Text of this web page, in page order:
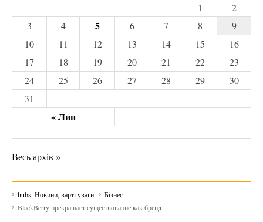
« Лип
1
2
3
4 5 6 7 8
9
10
11 12 13 14 15
16
17
18 19 20 21 22
23
24
25 26 27 28 29
30
31
Весь архів »
hubs. Новини, варті уваги
Бізнес
BlackBerry прекращает существование как бренд